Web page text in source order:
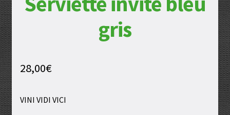
gris
28,00€
VINI VIDI VICI